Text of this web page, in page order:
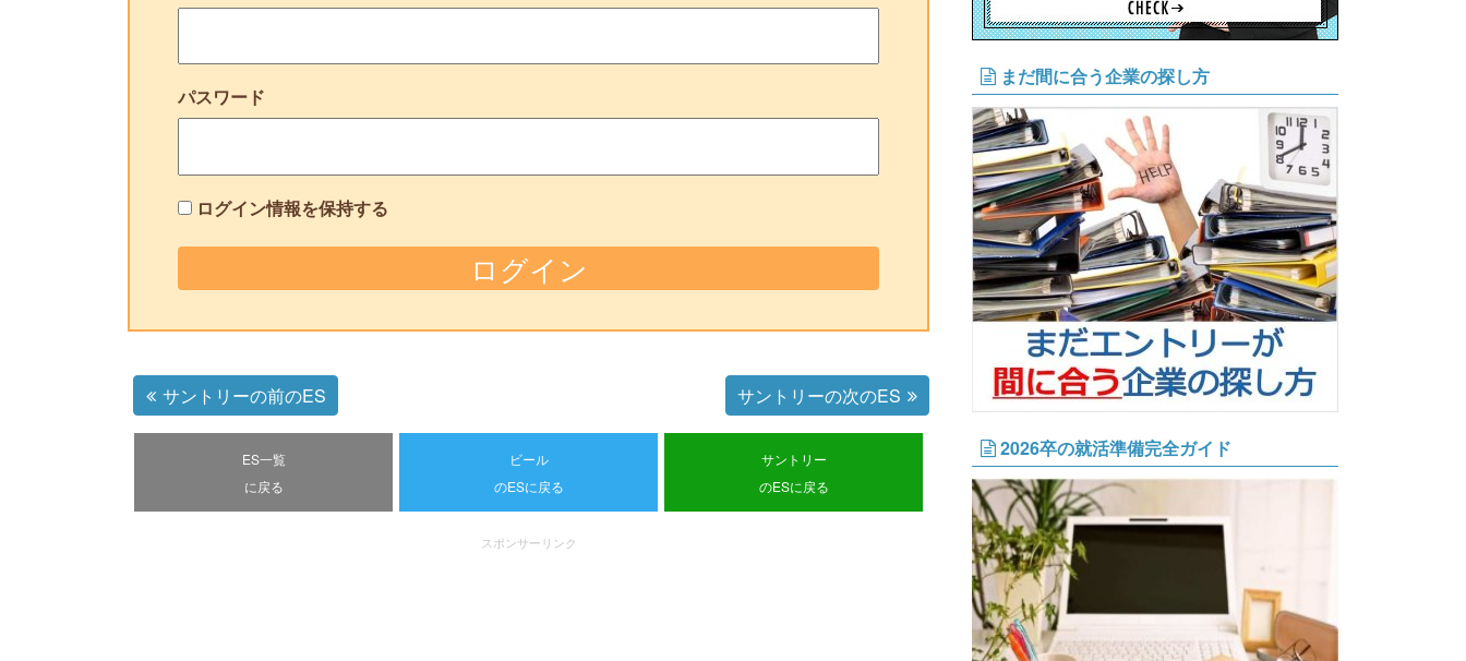
パスワード
ログイン情報を保持する
サントリーの前のES サントリーの次のES
ES一覧
に戻る
ビール
のESに戻る
サントリー
のESに戻る
スポンサーリンク
まだ間に合う企業の探し方
2026卒の就活準備完全ガイド